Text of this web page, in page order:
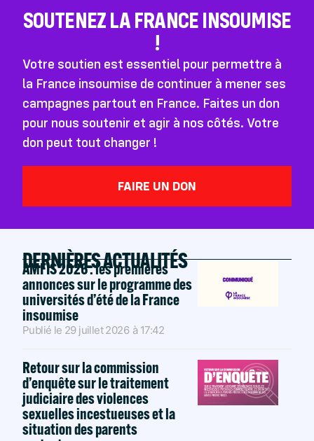
SOUTENEZ LA FRANCE INSOUMISE
!
Votre soutien est essentiel pour permettre à
la France insoumise de continuer à mener ses
campagnes partout en France. Faites un don
pour nous soutenir et agir à nos côtés. Votre
don peut tout changer !
FAIRE UN DON
DERNIÈRES ACTUALITÉS
AMFIS 2026 : les premières
annonces sur le programme des
universités d’été de la France
insoumise
Publié le 29 juillet 2026 à 17:42
Retour sur la commission
d’enquête sur le traitement
judiciaire des violences
sexuelles incestueuses et la
situation des parents